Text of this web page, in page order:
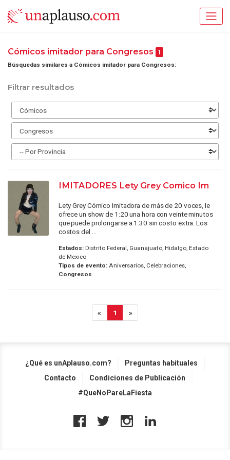
Cómicos imitador para Congresos 1
Búsquedas similares a Cómicos imitador para Congresos:
Filtrar resultados
IMITADORES Lety Grey Comico Im
Lety Grey Cómico Imitadora de más de 20 voces, le
ofrece un show de 1:20 una hora con veinte minutos
que puede prolongarse a 1:30 sin costo extra. Los
costos del ...
Estados:Distrito Federal, Guanajuato, Hidalgo, Estado
de Mexico
Tipos de evento:Aniversarios, Celebraciones,
Congresos
« 1 »
¿Qué es unAplauso.com?
Preguntas habituales
Contacto
Condiciones de Publicación
#QueNoPareLaFiesta